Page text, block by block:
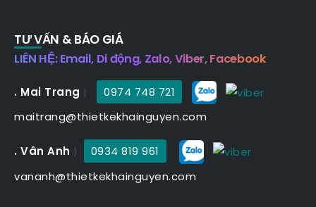
TƯ VẤN & BÁO GIÁ
LIÊN HỆ: Email, Di động, Zalo, Viber, Facebook
. Mai Trang |
0974 748 721
maitrang@thietkekhainguyen.com
. Vân Anh |
0934 819 961
vananh@thietkekhainguyen.com